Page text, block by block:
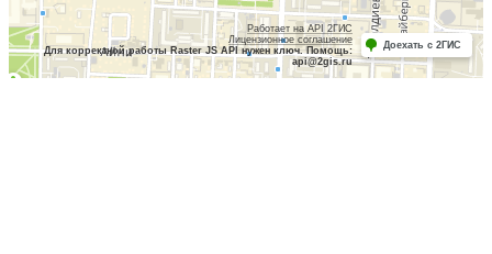
Работает на API 2ГИС
Лицензионное соглашение
Для корректной работы Raster JS API нужен ключ. Помощь:
api@2gis.ru
Доехать с 2ГИС